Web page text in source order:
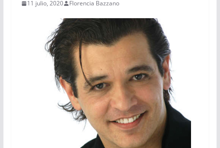
11 julio, 2020 Florencia Bazzano